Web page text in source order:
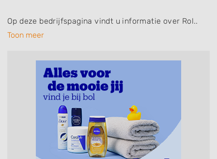
Op deze bedrijfspagina vindt u informatie over Rol..
Toon meer